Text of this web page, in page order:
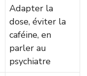
Adapter la
dose, éviter la
caféine, en
parler au
psychiatre